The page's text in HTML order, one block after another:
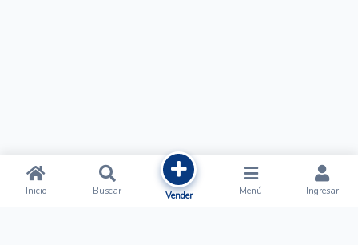
Inicio Buscar Vender Menú Ingresar